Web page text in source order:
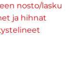
nosto/lasku
ja hihnat